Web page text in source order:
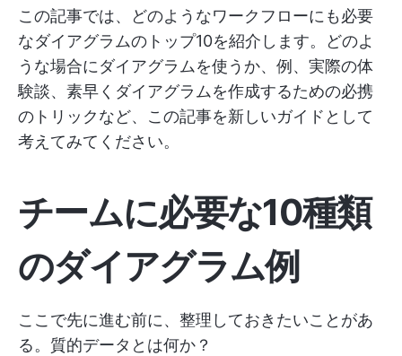
この記事では、どのようなワークフローにも必要
なダイアグラムのトップ10を紹介します。どのよ
うな場合にダイアグラムを使うか、例、実際の体
験談、素早くダイアグラムを作成するための必携
のトリックなど、この記事を新しいガイドとして
考えてみてください。
チームに必要な10種類
のダイアグラム例
ここで先に進む前に、整理しておきたいことがあ
る。質的データとは何か？